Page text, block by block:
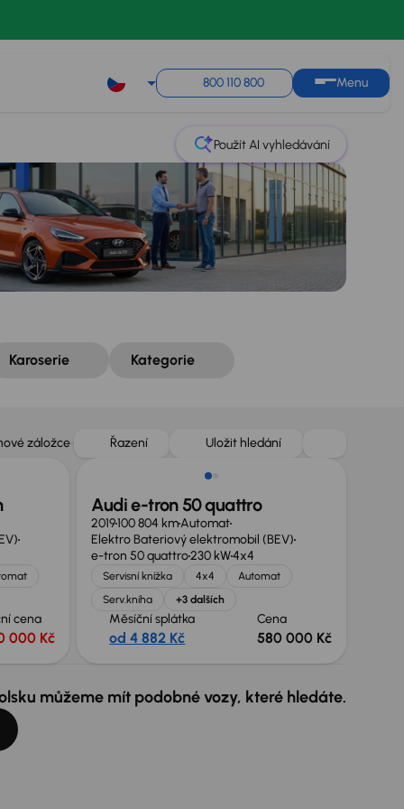
800 110 800 Menu
Použít AI vyhledávání
Karoserie Kategorie
záložce Řazení Uložit hledání
cena
000 Kč
Dostupné od 26. 9. 2026
Audi e-tron 50 quattro
2019100 804 kmAutomat
Elektro Bateriový elektromobil (BEV)
e-tron 50 quattro230 kW4x4
Servisní knížka 4x4
Automat
Serv.kniha
+3 dalších
Měsíční splátka
od 4 882 Kč
Cena
580 000 Kč
můžeme mít podobné vozy, které hledáte.